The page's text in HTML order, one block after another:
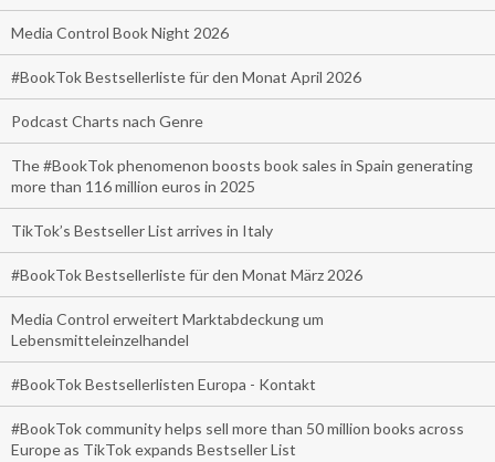
Media Control Book Night 2026
#BookTok Bestsellerliste für den Monat April 2026
Podcast Charts nach Genre
The #BookTok phenomenon boosts book sales in Spain generating
more than 116 million euros in 2025
TikTok’s Bestseller List arrives in Italy
#BookTok Bestsellerliste für den Monat März 2026
Media Control erweitert Marktabdeckung um
Lebensmitteleinzelhandel
#BookTok Bestsellerlisten Europa - Kontakt
#BookTok community helps sell more than 50 million books across
Europe as TikTok expands Bestseller List